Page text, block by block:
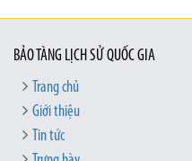
BẢO TÀNG LỊCH SỬ QUỐC GIA
Trang chủ
Giới thiệu
Tin tức